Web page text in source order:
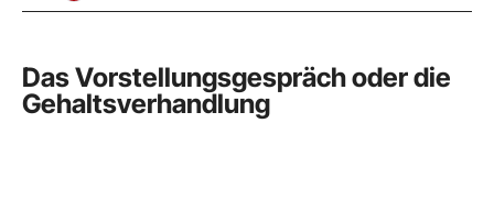
Das Vorstellungsgespräch oder die
Gehaltsverhandlung